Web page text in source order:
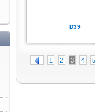
D39
1 2 3 4 5